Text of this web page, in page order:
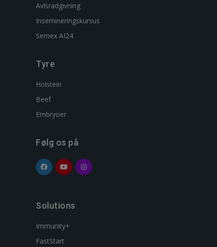
Avlsradgivning
Insemineringskursus
Semex AI24
Tyre
Holstein
Beef
Embryoer
Følg os på
Solutions
Immunity+
FastStart